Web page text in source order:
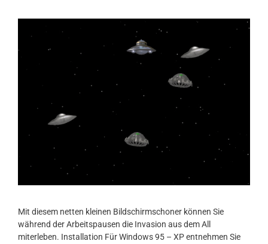
Mit diesem netten kleinen Bildschirmschoner können Sie
während der Arbeitspausen die Invasion aus dem All
miterleben. Installation Für Windows 95 – XP entnehmen Sie